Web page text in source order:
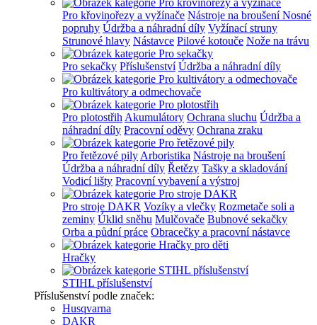
Pro křovinořezy a vyžínače Nástroje na broušeníNosné
popruhy Údržba a náhradní díly Vyžínací struny
Strunové hlavy Nástavce Pilové kotouče Nože na trávu
Pro sekačky Příslušenství Údržba a náhradní díly
Pro kultivátory a odmechovače
Pro plotostřih Akumulátory Ochrana sluchu Údržba a
náhradní díly Pracovní oděvy Ochrana zraku
Pro řetězové pily Arboristika Nástroje na broušení
Údržba a náhradní díly Řetězy Tašky a skladování
Vodicí lišty Pracovní vybavení a výstroj
Pro stroje DAKR Vozíky a vlečky Rozmetače soli a
zeminy Úklid sněhu Mulčovače Bubnové sekačky
Orba a půdní práce Obracečky a pracovní nástavce
Hračky
STIHL příslušenství
Příslušenství podle značek:
Husqvarna
DAKR